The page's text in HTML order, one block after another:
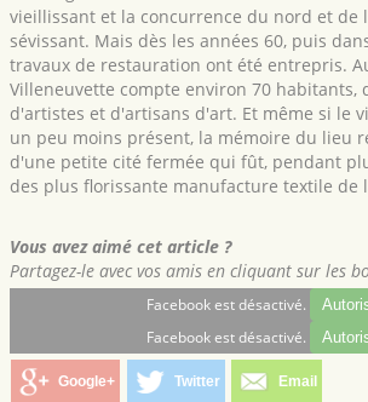
vieillissant et la concurrence du nord et de
sévissant. Mais dès les années 60, puis
travaux de restauration ont été entrepris.
Villeneuvette compte environ 70 habitants,
d'artistes et d'artisans d'art. Et même si le
un peu moins présent, la mémoire du lieu
d'une petite cité fermée qui fût, pendant
des plus florissante manufacture textile de
Vous avez aimé cet article ?
Partagez-le avec vos amis en cliquant sur les
Facebook est désactivé.
Facebook est désactivé.
Google+ Twitter Email